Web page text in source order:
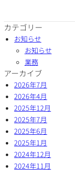
カテゴリー
お知らせ
お知らせ
業務
アーカイブ
2026年7月
2026年4月
2025年12月
2025年7月
2025年6月
2025年1月
2024年12月
2024年11月